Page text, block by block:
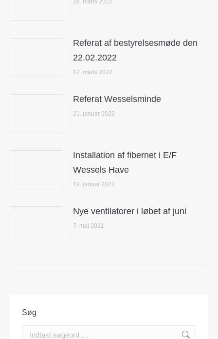
28. marts 2022
Referat af bestyrelsesmøde den
22.02.2022
12. marts 2022
Referat Wesselsminde
21. januar 2022
Installation af fibernet i E/F
Wessels Have
19. januar 2022
Nye ventilatorer i løbet af juni
7. maj 2021
Søg
Search: